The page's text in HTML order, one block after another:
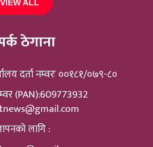
VIEW ALL
ठेगाना
दर्ता नम्वरः ००१८१/०७९-८०
(PAN):609773932
लागि :